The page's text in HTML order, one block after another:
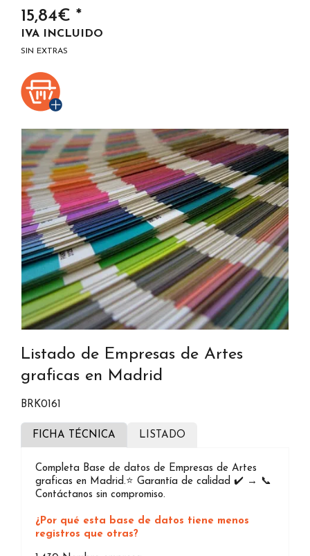
15,84€ *
IVA INCLUIDO
SIN EXTRAS
Listado de Empresas de Artes
graficas en Madrid
BRK0161
FICHA TÉCNICA LISTADO
Completa Base de datos de Empresas de Artes
graficas en Madrid.⭐️ Garantía de calidad ✔️ → 📞
Contáctanos sin compromiso.
¿Por qué esta base de datos tiene menos
registros que otras?